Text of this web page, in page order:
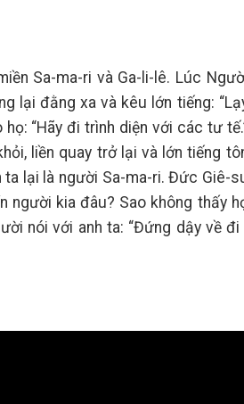
Sa-ma-ri và Ga-li-lê. Lúc
lại đằng xa và kêu lớn tiếng:
“Hãy đi trình diện với các tư
liền quay trở lại và lớn tiếng
ta lại là người Sa-ma-ri. Đức Giê-
người kia đâu? Sao không thấy
nói với anh ta: “Đứng dậy về đi